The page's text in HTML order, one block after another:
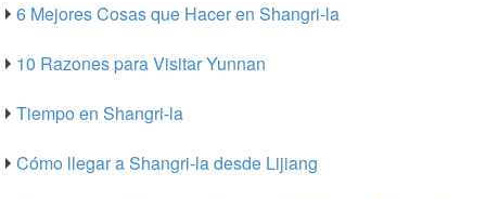
6 Mejores Cosas que Hacer en Shangri-la
10 Razones para Visitar Yunnan
Tiempo en Shangri-la
Cómo llegar a Shangri-la desde Lijiang